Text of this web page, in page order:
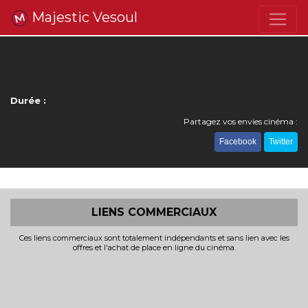
Majestic Vesoul
Durée :
Partagez vos envies cinéma :
Facebook Twitter
LIENS COMMERCIAUX
Ces liens commerciaux sont totalement indépendants et sans lien avec les
offres et l'achat de place en ligne du cinéma.